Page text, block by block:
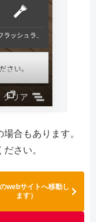
合もあります。
さい。
のwebサイトへ移動し
ます）